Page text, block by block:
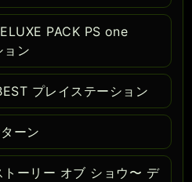
PACK PS one
ン
プレイステーション
ーン
ーリー オブ ショウ〜 デ